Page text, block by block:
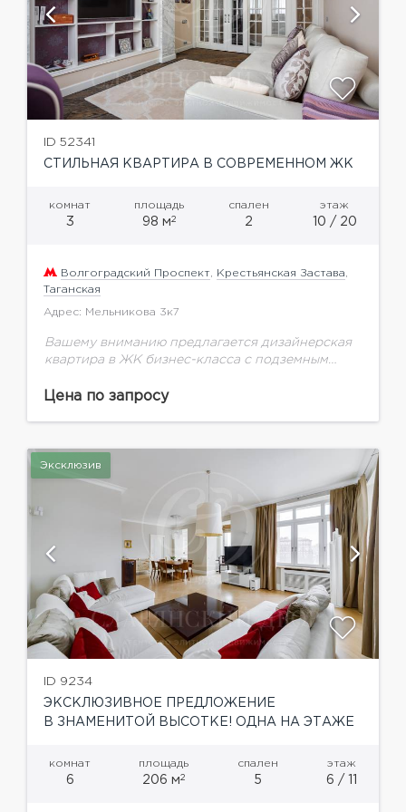
ID 52341
СТИЛЬНАЯ КВАРТИРА В СОВРЕМЕННОМ ЖК
комнат
3
площадь
98 м2
спален
2
этаж
10 / 20
Волгоградский Проспект, Крестьянская Застава,
Таганская
Адрес: Мельникова 3к7
Вашему вниманию предлагается дизайнерская
квартира в ЖК бизнес-класса с подземным
натуральные материалы, квартира
планировкой...
Цена по запросу
Эксклюзив
ID 9234
ЭКСКЛЮЗИВНОЕ ПРЕДЛОЖЕНИЕ
В ЗНАМЕНИТОЙ ВЫСОТКЕ! ОДНА НА ЭТАЖЕ
комнат
6
площадь
206 м2
спален
5
этаж
6 / 11